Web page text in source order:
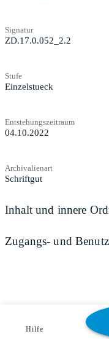
Signatur
ZD.17.0.052_2.2
Stufe
Einzelstueck
Entstehungszeitraum
04.10.2022
Archivalienart
Schriftgut
Inhalt und innere
Zugangs- und
Hilfe